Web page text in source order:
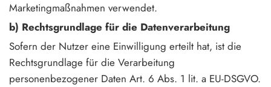
Marketingmaßnahmen verwendet.
b) Rechtsgrundlage für die Datenverarbeitung
Sofern der Nutzer eine Einwilligung erteilt hat, ist die
Rechtsgrundlage für die Verarbeitung
personenbezogener Daten Art. 6 Abs. 1 lit. a EU-DSGVO.